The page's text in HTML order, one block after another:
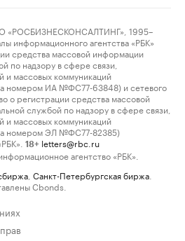
1995–
информационного агентства «РБК»
средства массовой информации
по надзору в сфере связи,
и массовых коммуникаций
номером ИА №ФС77-63848) и сетевого
о регистрации средства массовой
службой по надзору в сфере связи,
и массовых коммуникаций
номером ЭЛ №ФС77-82385)
18+ letters@rbc.ru
агентство «РБК».
Санкт-Петербургская биржа
Cbonds.